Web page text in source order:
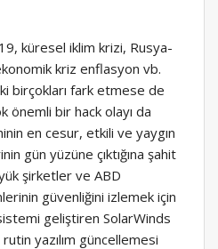
küresel iklim krizi, Rusya-
kriz enflasyon vb.
birçokları fark etmese de
önemli bir hack olayı da
en cesur, etkili ve yaygın
gün yüzüne çıktığına şahit
şirketler ve ABD
güvenliğini izlemek için
geliştiren SolarWinds
yazılım güncellemesi